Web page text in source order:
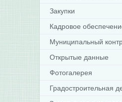
Закупки
Кадровое
Муниципальный
Открытые данные
Фотогалерея
Градостроительная